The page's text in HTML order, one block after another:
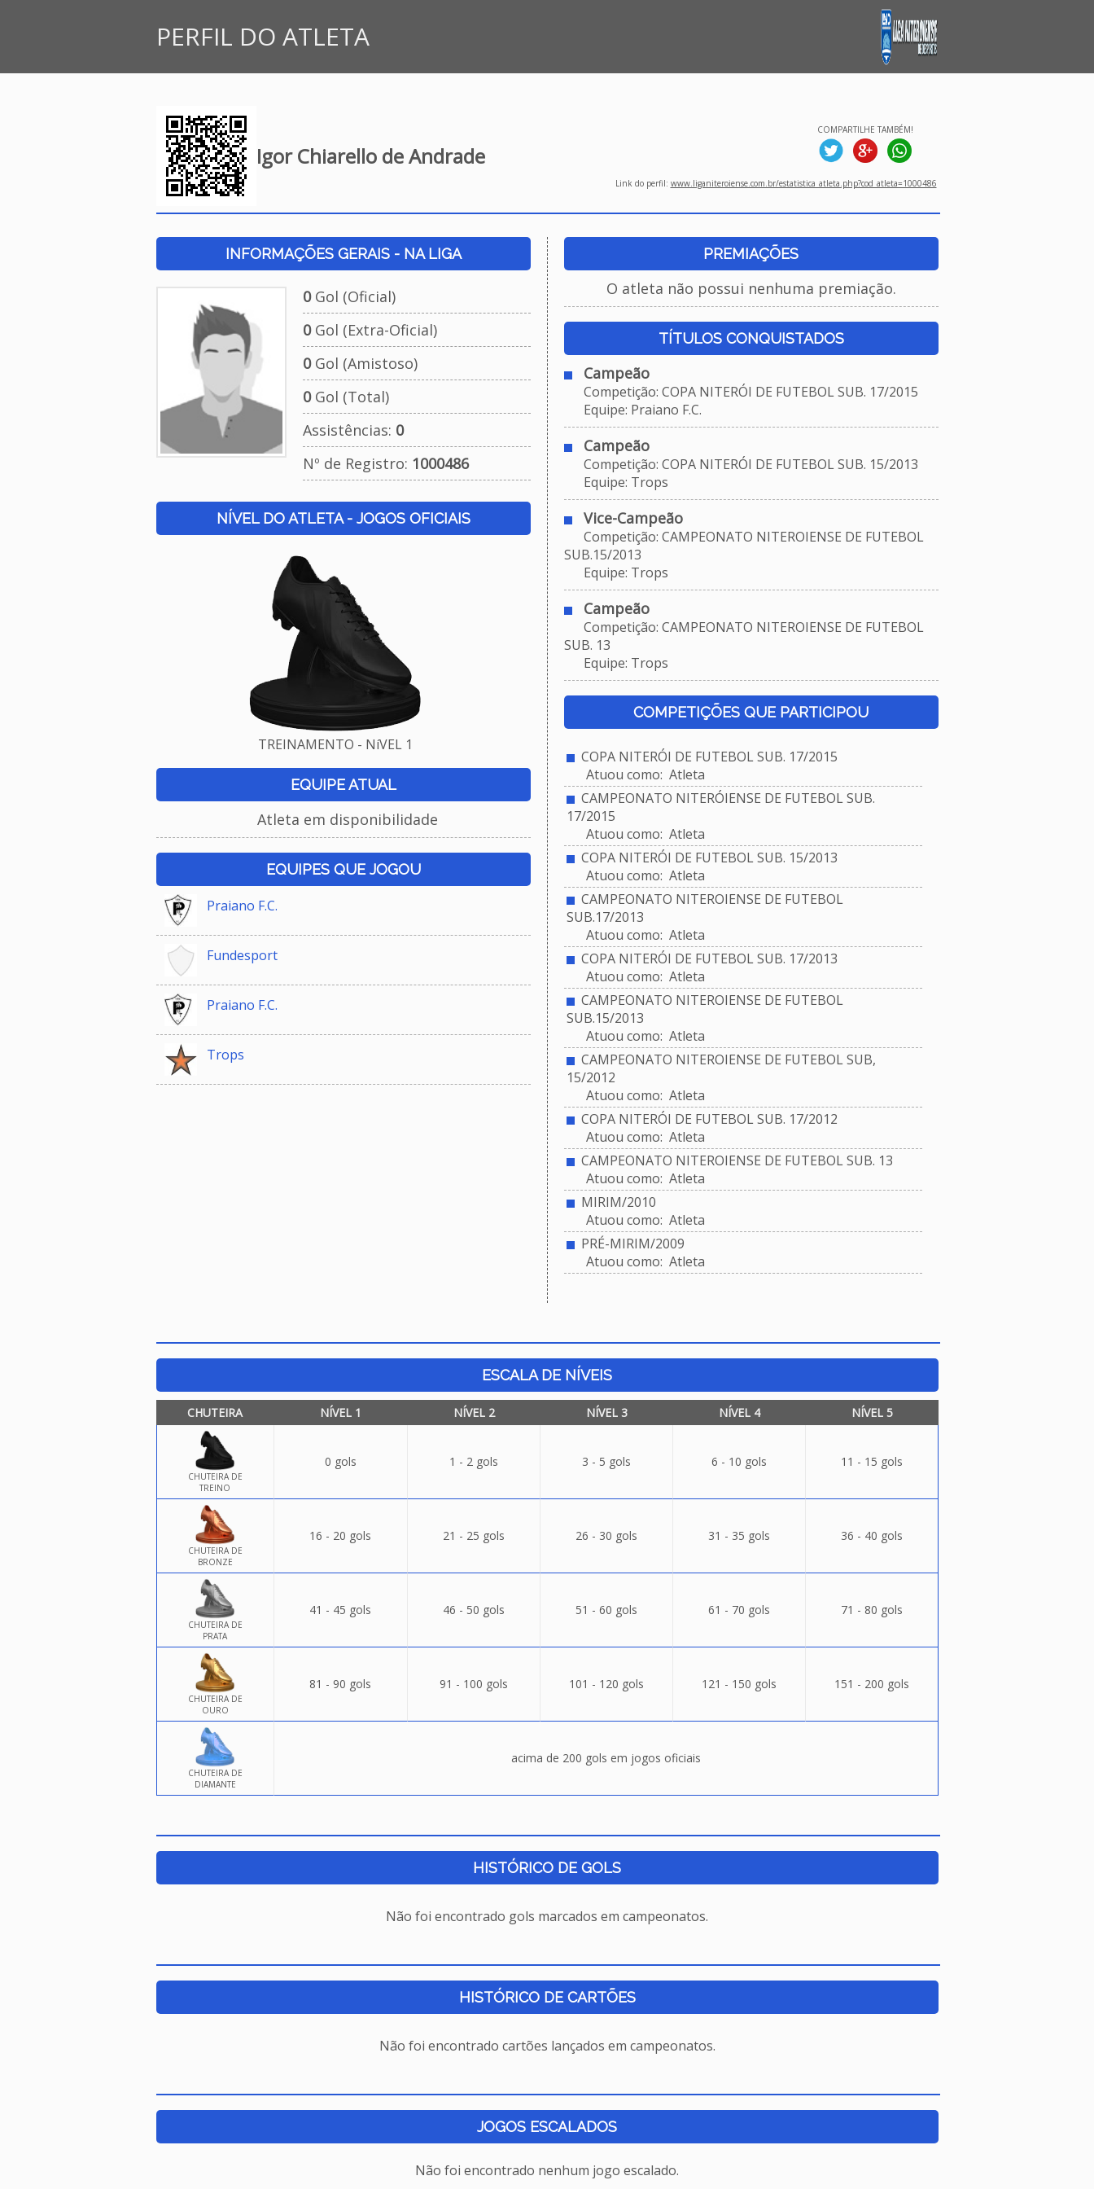
PERFIL DO ATLETA
Igor Chiarello de Andrade
COMPARTILHE TAMBÉM!
Link do perfil: www.liganiteroiense.com.br/estatistica_atleta.php?cod_atleta=1000486
INFORMAÇÕES GERAIS - NA LIGA
0Gol (Oficial)
0Gol (Extra-Oficial)
0Gol (Amistoso)
0Gol (Total)
Assistências: 0
Nº de Registro: 1000486
NÍVEL DO ATLETA - JOGOS OFICIAIS
TREINAMENTO - NíVEL 1
EQUIPE ATUAL
Atleta em disponibilidade
EQUIPES QUE JOGOU
Praiano F.C.
Fundesport
Praiano F.C.
Trops
PREMIAÇÕES
O atleta não possui nenhuma premiação.
TÍTULOS CONQUISTADOS
Campeão
Competição: COPA NITERÓI DE FUTEBOL SUB. 17/2015
Equipe: Praiano F.C.
Campeão
Competição: COPA NITERÓI DE FUTEBOL SUB. 15/2013
Equipe: Trops
Vice-Campeão
Competição: CAMPEONATO NITEROIENSE DE FUTEBOL
SUB.15/2013
Equipe: Trops
Campeão
Competição: CAMPEONATO NITEROIENSE DE FUTEBOL
SUB. 13
Equipe: Trops
COMPETIÇÕES QUE PARTICIPOU
COPA NITERÓI DE FUTEBOL SUB. 17/2015
Atuou como: Atleta
CAMPEONATO NITERÓIENSE DE FUTEBOL SUB.
17/2015
Atuou como: Atleta
COPA NITERÓI DE FUTEBOL SUB. 15/2013
Atuou como: Atleta
CAMPEONATO NITEROIENSE DE FUTEBOL
SUB.17/2013
Atuou como: Atleta
COPA NITERÓI DE FUTEBOL SUB. 17/2013
Atuou como: Atleta
CAMPEONATO NITEROIENSE DE FUTEBOL
SUB.15/2013
Atuou como: Atleta
CAMPEONATO NITEROIENSE DE FUTEBOL SUB,
15/2012
Atuou como: Atleta
COPA NITERÓI DE FUTEBOL SUB. 17/2012
Atuou como: Atleta
CAMPEONATO NITEROIENSE DE FUTEBOL SUB. 13
Atuou como: Atleta
MIRIM/2010
Atuou como: Atleta
PRÉ-MIRIM/2009
Atuou como: Atleta
ESCALA DE NÍVEIS
CHUTEIRA NÍVEL 1 NÍVEL 2 NÍVEL 3 NÍVEL 4 NÍVEL 5
CHUTEIRA DE
TREINO
0 gols 1 - 2 gols 3 - 5 gols 6 - 10 gols 11 - 15 gols
CHUTEIRA DE
BRONZE
16 - 20 gols 21 - 25 gols 26 - 30 gols 31 - 35 gols 36 - 40 gols
CHUTEIRA DE
PRATA
41 - 45 gols 46 - 50 gols 51 - 60 gols 61 - 70 gols 71 - 80 gols
CHUTEIRA DE
OURO
81 - 90 gols 91 - 100 gols 101 - 120 gols 121 - 150 gols 151 - 200 gols
CHUTEIRA DE
DIAMANTE
acima de 200 gols em jogos oficiais
HISTÓRICO DE GOLS
Não foi encontrado gols marcados em campeonatos.
HISTÓRICO DE CARTÕES
Não foi encontrado cartões lançados em campeonatos.
JOGOS ESCALADOS
Não foi encontrado nenhum jogo escalado.